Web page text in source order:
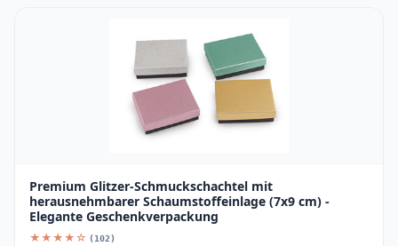
Premium Glitzer-Schmuckschachtel mit
herausnehmbarer Schaumstoffeinlage (7x9 cm) -
Elegante Geschenkverpackung
★★★★☆ (102)